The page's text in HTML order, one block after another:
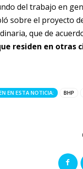
del trabajo en
sobre el proyecto
que de
residen en otras
EN ESTA NOTICIA: BHP